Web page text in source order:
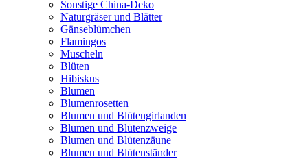
Sonstige China-Deko
Naturgräser und Blätter
Gänseblümchen
Flamingos
Muscheln
Blüten
Hibiskus
Blumen
Blumenrosetten
Blumen und Blütengirlanden
Blumen und Blütenzweige
Blumen und Blütenzäune
Blumen und Blütenständer